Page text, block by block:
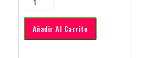
Añadir Al Carrito